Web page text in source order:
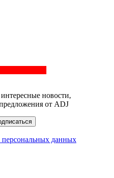
новости,
от ADJ
персональных данных